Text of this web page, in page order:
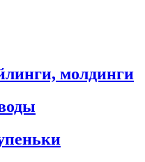
молдинги